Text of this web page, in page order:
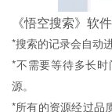
《悟空搜索》软
*搜索的记录会自动
*不需要等待多长
源。
*所有的资源经过品